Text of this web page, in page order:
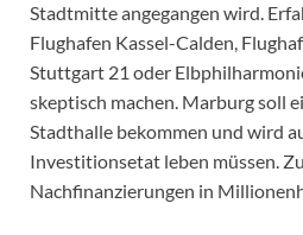
Stadtmitte angegangen wird.
Flughafen Kassel-Calden,
Stuttgart 21 oder
skeptisch machen. Marburg soll
Stadthalle bekommen und wird
Investitionsetat leben müssen.
Nachfinanzierungen in